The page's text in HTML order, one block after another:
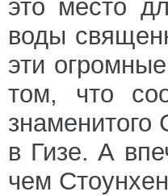
это место
воды
эти
том, что
знаменитого
в Гизе. А
чем